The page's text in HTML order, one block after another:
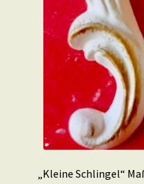
„Kleine Schlingel“